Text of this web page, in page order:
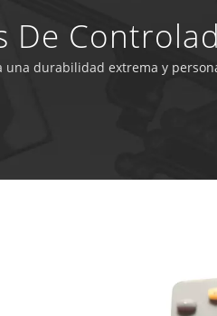
De
durabilidad extrema y